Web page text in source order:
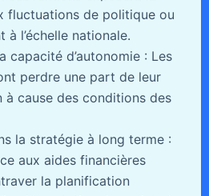
fluctuations de politique ou
à l’échelle nationale.
capacité d’autonomie : Les
perdre une part de leur
à cause des conditions des
la stratégie à long terme :
aux aides financières
la planification